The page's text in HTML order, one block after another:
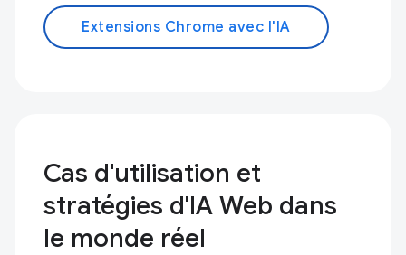
Extensions Chrome avec l'IA
Cas d'utilisation et
stratégies d'IA Web dans
le monde réel